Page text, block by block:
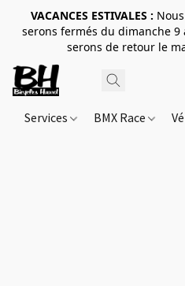
VACANCES ESTIVALES :
serons fermés du dimanche
serons de retour le
Services BMX Race